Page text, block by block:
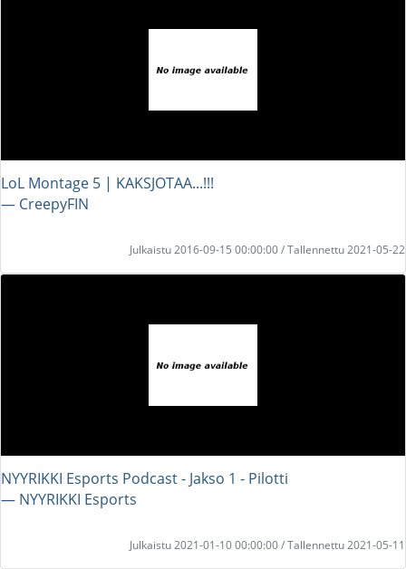
LoL Montage 5 | KAKSJOTAA...!!!
― CreepyFIN
Julkaistu 2016-09-15 00:00:00 / Tallennettu 2021-05-22
NYYRIKKI Esports Podcast - Jakso 1 - Pilotti
― NYYRIKKI Esports
Julkaistu 2021-01-10 00:00:00 / Tallennettu 2021-05-11